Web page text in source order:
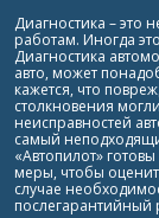
Диагностика – это
работам. Иногда
Диагностика
авто, может
кажется, что
столкновения
неисправностей
самый
«Автопилот»
меры, чтобы
случае
послегарантийный